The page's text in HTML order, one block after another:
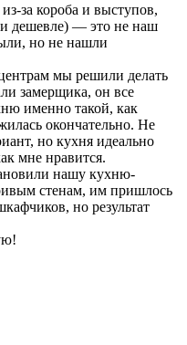
за короба и выступов,
дешевле) — это не наш
но не нашли
мы решили делать
замерщика, он все
именно такой, как
окончательно. Не
но кухня идеально
мне нравится.
нашу кухню-
стенам, им пришлось
но результат